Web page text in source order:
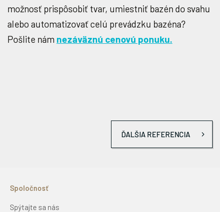
možnosť prispôsobiť tvar, umiestniť bazén do svahu
alebo automatizovať celú prevádzku bazéna?
Pošlite nám nezáväznú cenovú ponuku.
ĎALŠIA REFERENCIA
Spoločnosť
Spýtajte sa nás